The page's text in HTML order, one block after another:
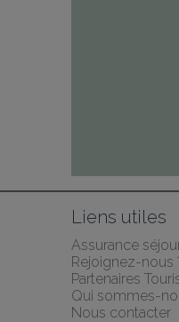
Liens utiles
Assurance
Rejoignez-nous
Partenaires
Qui sommes-
Nous contacter